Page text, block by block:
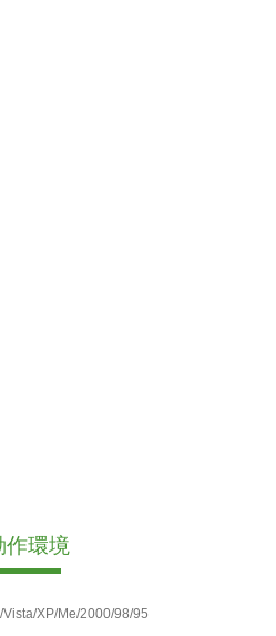
作環境
XP/Me/2000/98/95